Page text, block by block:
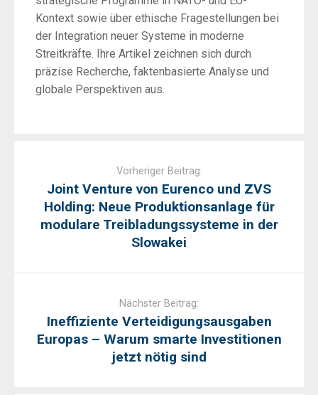
Kontext sowie über ethische Fragestellungen bei
der Integration neuer Systeme in moderne
Streitkräfte. Ihre Artikel zeichnen sich durch
präzise Recherche, faktenbasierte Analyse und
globale Perspektiven aus.
Vorheriger Beitrag:
Joint Venture von Eurenco und ZVS
Holding: Neue Produktionsanlage für
modulare Treibladungssysteme in der
Slowakei
Nächster Beitrag:
Ineffiziente Verteidigungsausgaben
Europas – Warum smarte Investitionen
jetzt nötig sind